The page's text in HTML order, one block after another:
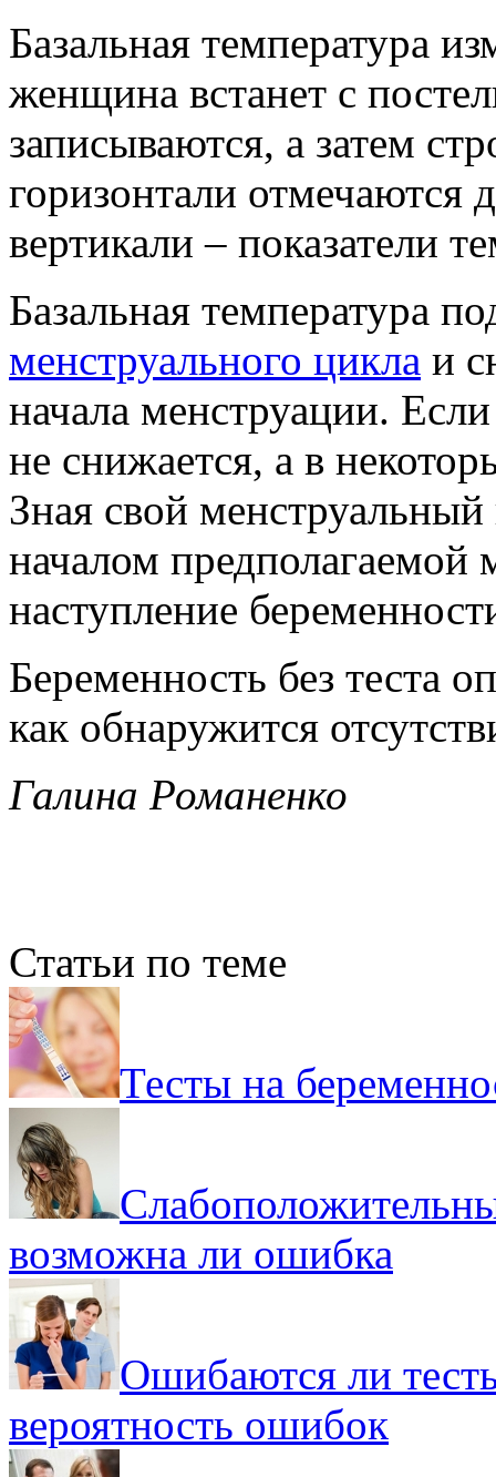
Базальная температура
женщина встанет с
записываются, а затем
горизонтали отмечаются
вертикали – показатели
Базальная температура
менструального цикла и
начала менструации.
не снижается, а в
Зная свой
началом предполагаемой
наступление
Беременность без теста
как обнаружится
Галина Романенко
Статьи по теме
Тесты на
возможна ли ошибка
Ошибаются ли
вероятность ошибок